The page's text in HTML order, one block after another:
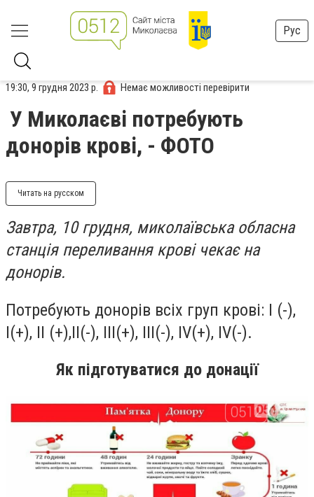
Рус
19:30, 9 грудня 2023 р. Немає можливості перевірити
У Миколаєві потребують
донорів крові, - ФОТО
Читать на русском
Завтра, 10 грудня, миколаївська обласна
станція переливання крові чекає на
донорів.
Потребують донорів всіх груп крові: I (-),
I(+), II (+),II(-), III(+), III(-), IV(+), IV(-).
Як підготуватися до донації